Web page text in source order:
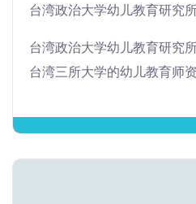
台湾政治大学幼儿教育研究
台湾政治大学幼儿教育研究
台湾三所大学的幼儿教育师